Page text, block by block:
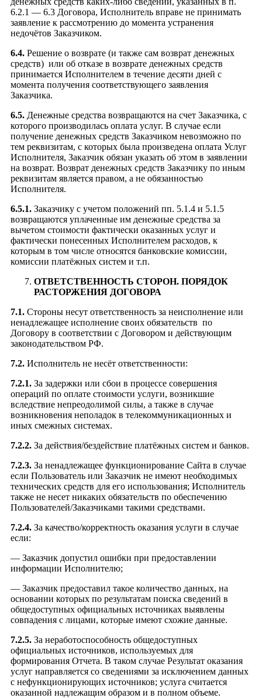
6.2.1 — 6.3 Договора, Исполнитель вправе не принимать
заявление к рассмотрению до момента устранения
недочётов Заказчиком.
6.4. Решение о возврате (и также сам возврат денежных
средств) или об отказе в возврате денежных средств
принимается Исполнителем в течение десяти дней с
момента получения соответствующего заявления
Заказчика.
6.5. Денежные средства возвращаются на счет Заказчика, с
которого производилась оплата услуг. В случае если
получение денежных средств Заказчиком невозможно по
тем реквизитам, с которых была произведена оплата Услуг
Исполнителя, Заказчик обязан указать об этом в заявлении
на возврат. Возврат денежных средств Заказчику по иным
реквизитам является правом, а не обязанностью
Исполнителя.
6.5.1. Заказчику с учетом положений пп. 5.1.4 и 5.1.5
возвращаются уплаченные им денежные средства за
вычетом стоимости фактически оказанных услуг и
фактически понесенных Исполнителем расходов, к
которым в том числе относятся банковские комиссии,
комиссии платёжных систем и т.п.
ОТВЕТСТВЕННОСТЬ СТОРОН. ПОРЯДОК
РАСТОРЖЕНИЯ ДОГОВОРА
7.1. Стороны несут ответственность за неисполнение или
ненадлежащее исполнение своих обязательств по
Договору в соответствии с Договором и действующим
законодательством РФ.
7.2. Исполнитель не несёт ответственности:
7.2.1. За задержки или сбои в процессе совершения
операций по оплате стоимости услуги, возникшие
вследствие непреодолимой силы, а также в случае
возникновения неполадок в телекоммуникационных и
иных смежных системах.
7.2.2. За действия/бездействие платёжных систем и банков.
7.2.3. За ненадлежащее функционирование Сайта в случае
если Пользователь или Заказчик не имеют необходимых
технических средств для его использования; Исполнитель
также не несет никаких обязательств по обеспечению
Пользователей/Заказчиками такими средствами.
7.2.4. За качество/корректность оказания услуги в случае
если:
— Заказчик допустил ошибки при предоставлении
информации Исполнителю;
— Заказчик предоставил такое количество данных, на
основании которых по результатам поиска сведений в
общедоступных официальных источниках выявлены
совпадения с лицами, которые имеют схожие данные.
7.2.5. За неработоспособность общедоступных
официальных источников, используемых для
формирования Отчета. В таком случае Результат оказания
услуг направляется со сведениями за исключением данных
с нефункционирующих источников; услуга считается
оказанной надлежащим образом и в полном объеме.